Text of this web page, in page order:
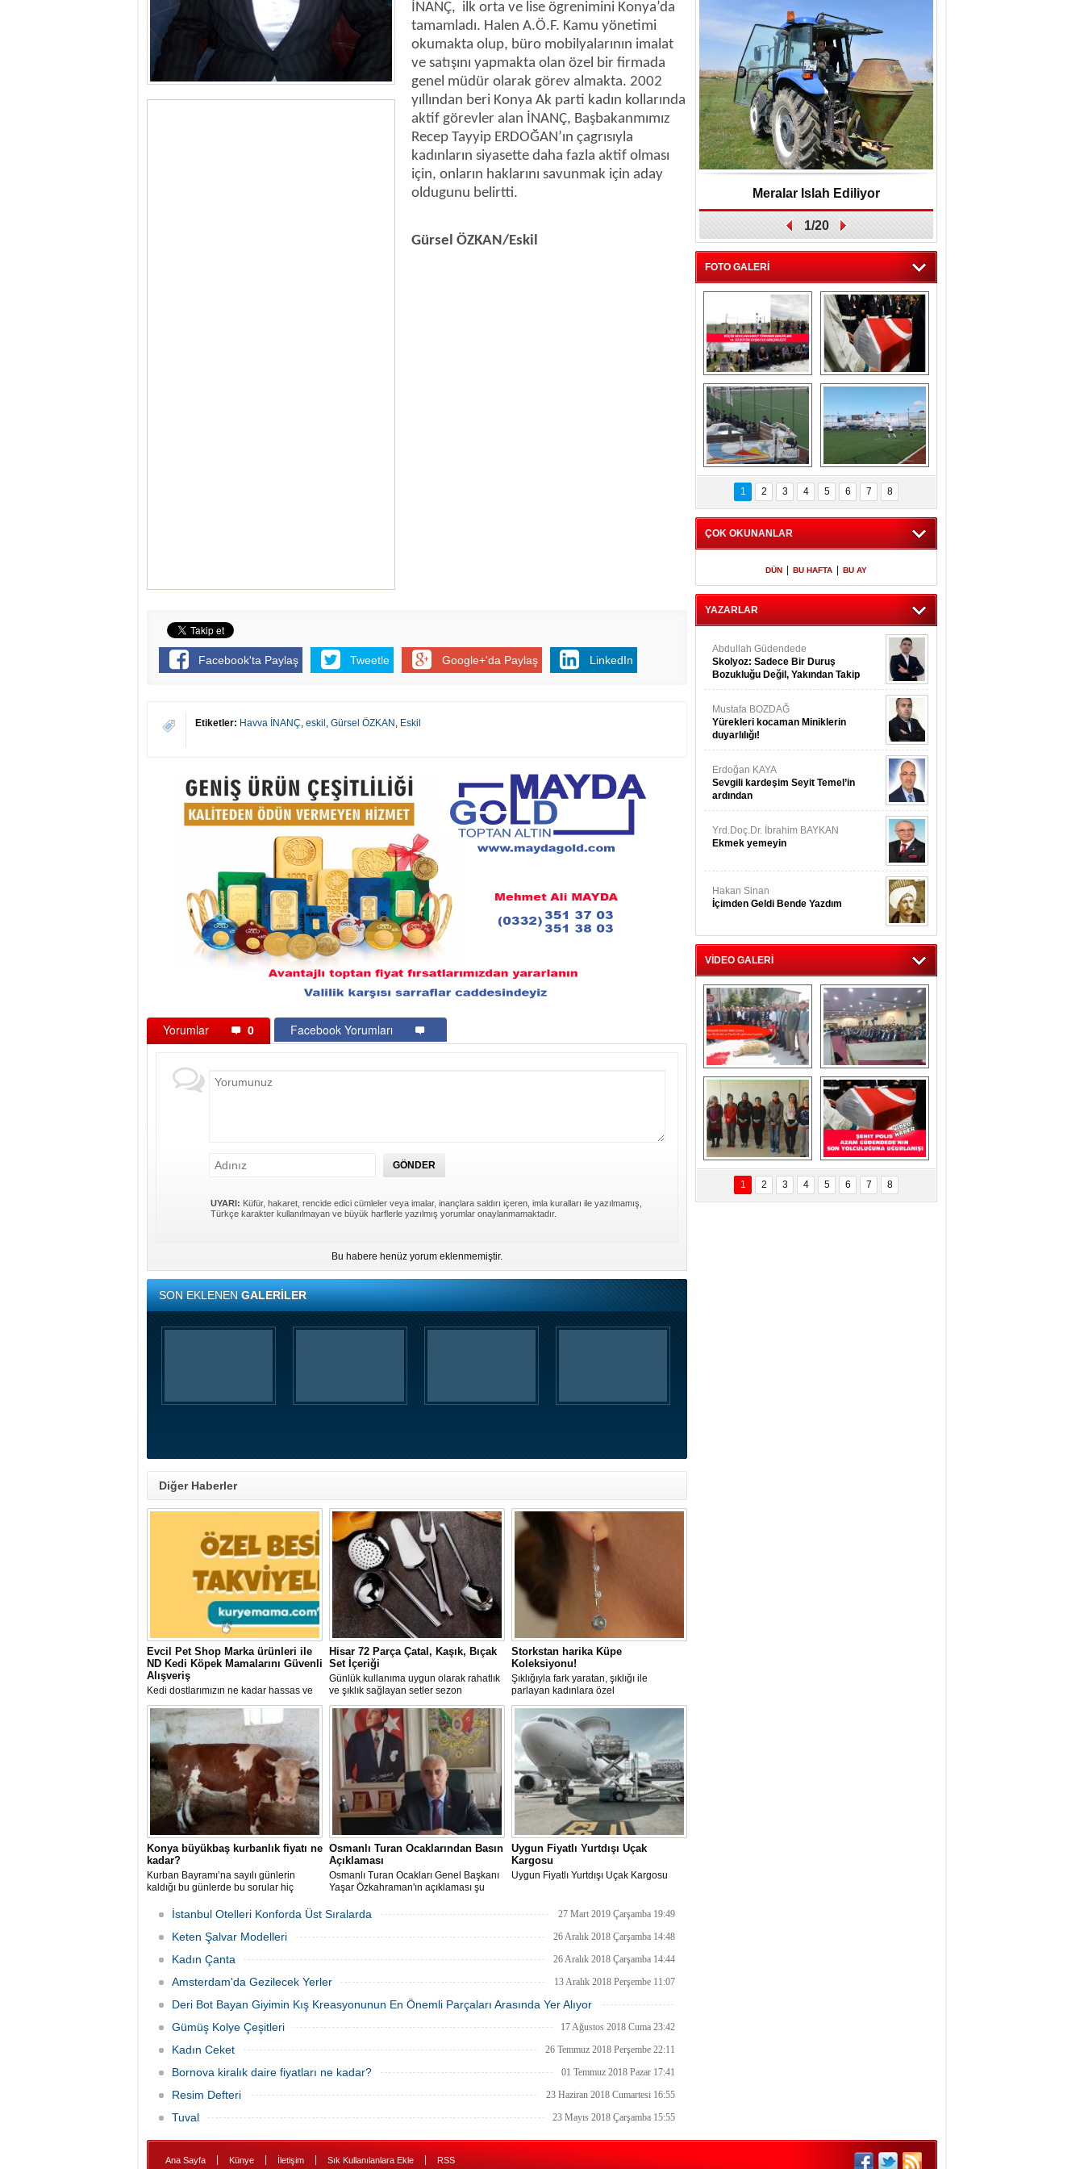
İNANÇ, ilk orta ve lise ögrenimini Konya’da
tamamladı. Halen A.Ö.F. Kamu yönetimi
okumakta olup, büro mobilyalarının imalat
ve satışını yapmakta olan özel bir firmada
genel müdür olarak görev almakta. 2002
yıllından beri Konya Ak parti kadın kollarında
aktif görevler alan İNANÇ, Başbakanmımız
Recep Tayyip ERDOĞAN’ın çagrısıyla
kadınların siyasette daha fazla aktif olması
için, onların haklarını savunmak için aday
oldugunu belirtti.
Gürsel ÖZKAN/Eskil
Facebook'ta Paylaş Tweetle Google+'da Paylaş LinkedIn
Etiketler: Havva İNANÇ, eskil , Gürsel ÖZKAN , Eskil
Yorumlar 0 Facebook Yorumları
UYARI: Küfür, hakaret, rencide edici cümleler veya imalar, inançlara saldırı içeren, imla kuralları ile yazılmamış,
Türkçe karakter kullanılmayan ve büyük harflerle yazılmış yorumlar onaylanmamaktadır.
Bu habere henüz yorum eklenmemiştir.
SON EKLENENGALERİLER
Diğer Haberler
Evcil Pet Shop Marka ürünleri ile
ND Kedi Köpek Mamalarını Güvenli
Alışveriş
Kedi dostlarımızın ne kadar hassas ve
narin metabolizmalara sahip olduğunu
birçok hayvansever farkında. Bu
nedenle dostlarımızın daha özenli bir
bakıma ihtiyacı oluyor.
Hisar 72 Parça Çatal, Kaşık, Bıçak
Set İçeriği
Günlük kullanıma uygun olarak rahatlık
ve şıklık sağlayan setler sezon
indirimleri ile oldukça uygun fiyatlarda
satışa sunulmuştur.
Storkstan harika Küpe
Koleksiyonu!
Şıklığıyla fark yaratan, şıklığı ile
parlayan kadınlara özel
Konya büyükbaş kurbanlık fiyatı ne
kadar?
​​​​​​​Kurban Bayramı’na sayılı günlerin
kaldığı bu günlerde bu sorular hiç
sorular soruların başında geliyor..
Osmanlı Turan Ocaklarından Basın
Açıklaması
Osmanlı Turan Ocakları Genel Başkanı
Yaşar Özkahraman'ın açıklaması şu
Uygun Fiyatlı Yurtdışı Uçak
Kargosu
Uygun Fiyatlı Yurtdışı Uçak Kargosu
İstanbul Otelleri Konforda Üst Sıralarda 27 Mart 2019 Çarşamba 19:49
Keten Şalvar Modelleri 26 Aralık 2018 Çarşamba 14:48
Kadın Çanta 26 Aralık 2018 Çarşamba 14:44
Amsterdam'da Gezilecek Yerler 13 Aralık 2018 Perşembe 11:07
Deri Bot Bayan Giyimin Kış Kreasyonunun En Önemli Parçaları Arasında Yer Alıyor
27 Kasım 2018 Salı 17:17
Gümüş Kolye Çeşitleri 17 Ağustos 2018 Cuma 23:42
Kadın Ceket 26 Temmuz 2018 Perşembe 22:11
Bornova kiralık daire fiyatları ne kadar? 01 Temmuz 2018 Pazar 17:41
Resim Defteri 23 Haziran 2018 Cumartesi 16:55
Tuval 23 Mayıs 2018 Çarşamba 15:55
Meralar Islah Ediliyor
1/20
FOTO GALERİ
​ Küçük
Bozcamahmut
Türkmen şenlikleri
14. sü büyük coşku
ile gerçekleşt
Şehit polis Azam
yolculuğuna
uğurlandı
Cghilal Yazır spor
maçından
görüntüler
Meryemağıl Çokum
Maçından
Görüntüler
1 2 3 4 5 6 7 8
ÇOK OKUNANLAR
DÜN BU HAFTA BU AY
YAZARLAR
Abdullah Güdendede
Skolyoz: Sadece Bir Duruş
Bozukluğu Değil, Yakından Takip
Gerekir
Mustafa BOZDAĞ
Yürekleri kocaman Miniklerin
duyarlılığı!
Erdoğan KAYA
Sevgili kardeşim Seyit Temel’in
ardından
Yrd.Doç.Dr. İbrahim BAYKAN
Ekmek yemeyin
Hakan Sinan
İçimden Geldi Bende Yazdım
VİDEO GALERİ
İsmail Hakkı
GÜNEŞ Kurban ve
Dualar ile görevi
devraldı...
Eskilliler Gecesi
programı
KONTV'de böyle
yer aldı....
Eskilder Gençlik
Kollarından 3 Aralık
Dünya Engelliler
Günü Ziyareti
Şehit Polisimiz Azam
Güdendede Son
Yolculuğuna
Uğurlanışı Video
1 2 3 4 5 6 7 8
Ana Sayfa Künye İletişim Sık Kullanılanlara Ekle RSS